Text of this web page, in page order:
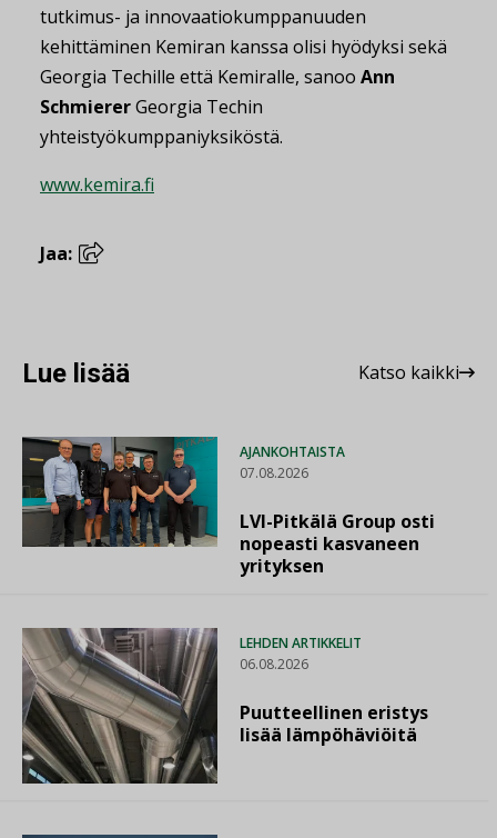
tutkimus- ja innovaatiokumppanuuden
kehittäminen Kemiran kanssa olisi hyödyksi sekä
Georgia Techille että Kemiralle, sanoo Ann
SchmiererGeorgia Techin
yhteistyökumppaniyksiköstä.
www.kemira.fi
Jaa:
Lue lisää Katso kaikki
AJANKOHTAISTA
07.08.2026
LVI-Pitkälä Group osti
nopeasti kasvaneen
yrityksen
LEHDEN ARTIKKELIT
06.08.2026
Puutteellinen eristys
lisää lämpöhäviöitä